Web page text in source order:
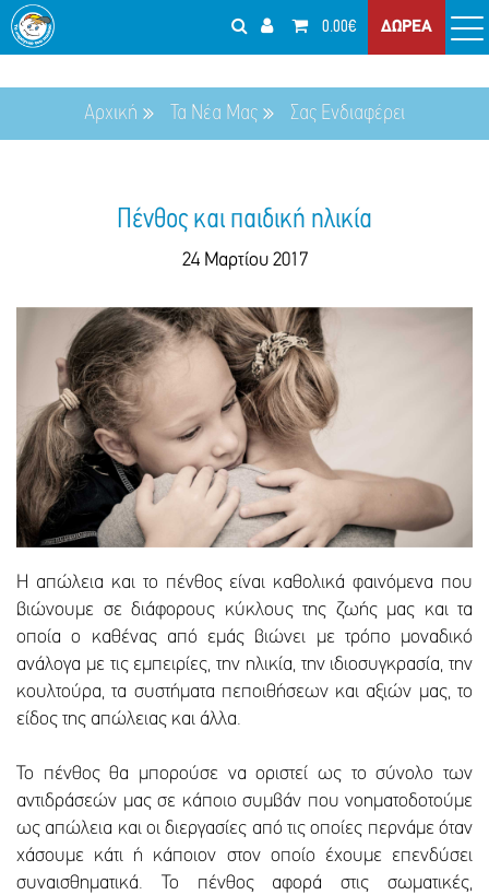
0.00€ ΔΩΡΕΑ
Αρχική Τα Νέα Μας Σας Ενδιαφέρει
Πένθος και παιδική ηλικία
24 Μαρτίου 2017
Η απώλεια και το πένθος είναι καθολικά φαινόμενα που
βιώνουμε σε διάφορους κύκλους της ζωής μας και τα
οποία ο καθένας από εμάς βιώνει με τρόπο μοναδικό
ανάλογα με τις εμπειρίες, την ηλικία, την ιδιοσυγκρασία, την
κουλτούρα, τα συστήματα πεποιθήσεων και αξιών μας, το
είδος της απώλειας και άλλα.
Το πένθος θα μπορούσε να οριστεί ως το σύνολο των
αντιδράσεών μας σε κάποιο συμβάν που νοηματοδοτούμε
ως απώλεια και οι διεργασίες από τις οποίες περνάμε όταν
χάσουμε κάτι ή κάποιον στον οποίο έχουμε επενδύσει
συναισθηματικά. Το πένθος αφορά στις σωματικές,